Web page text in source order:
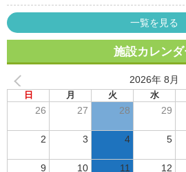
一覧を見る
施設カレンダ
2026年 8月
日 月 火 水
26 27 28 29
2 3 4 5
9 10 11 12